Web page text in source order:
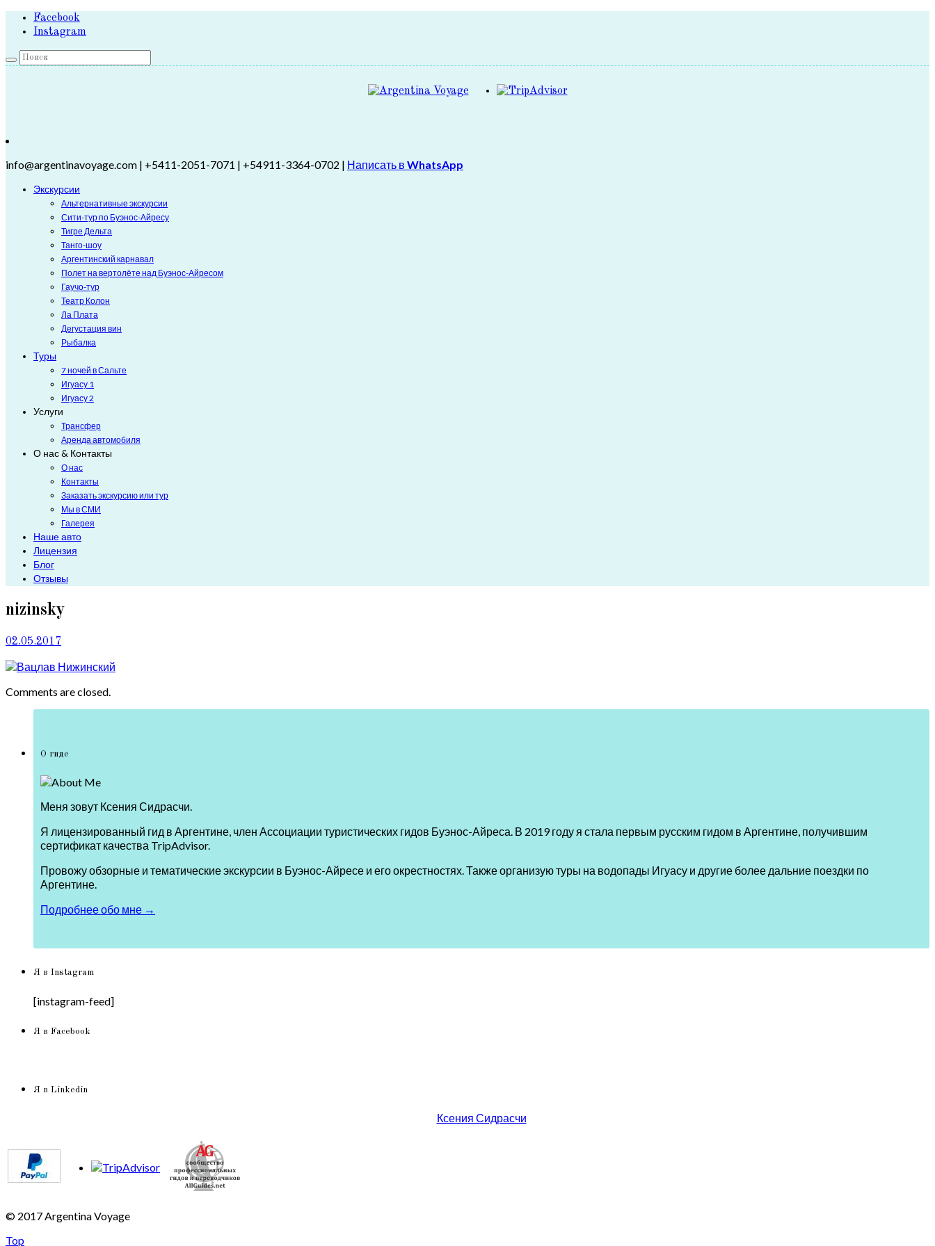
Facebook
Instagram
info@argentinavoyage.com | +5411-2051-7071 | +54911-3364-0702 | Написать в WhatsApp
Экскурсии
Альтернативные экскурсии
Сити-тур по Буэнос-Айресу
Тигре Дельта
Танго-шоу
Аргентинский карнавал
Полет на вертолёте над Буэнос-Айресом
Гаучо-тур
Театр Колон
Ла Плата
Дегустация вин
Рыбалка
Туры
7 ночей в Сальте
Игуасу 1
Игуасу 2
Услуги
Трансфер
Аренда автомобиля
О нас & Контакты
О нас
Контакты
Заказать экскурсию или тур
Мы в СМИ
Галерея
Наше авто
Лицензия
Блог
Отзывы
nizinsky
02.05.2017
Comments are closed.
О гиде
Меня зовут Ксения Сидрасчи.
Я лицензированный гид в Аргентине, член Ассоциации туристических гидов Буэнос-Айреса. В 2019 году я стала первым русским гидом в Аргентине, получившим
сертификат качества TripAdvisor.
Провожу обзорные и тематические экскурсии в Буэнос-Айресе и его окрестностях. Также организую туры на водопады Игуасу и другие более дальние поездки по
Аргентине.
Подробнее обо мне →
Я в Instagram
[instagram-feed]
Я в Facebook
Я в Linkedin
Ксения Сидрасчи
© 2017 Argentina Voyage
Top